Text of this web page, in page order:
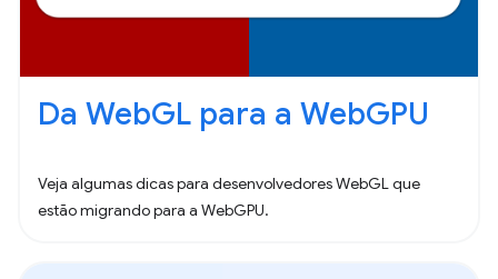
Da WebGL para a WebGPU
Veja algumas dicas para desenvolvedores WebGL que
estão migrando para a WebGPU.